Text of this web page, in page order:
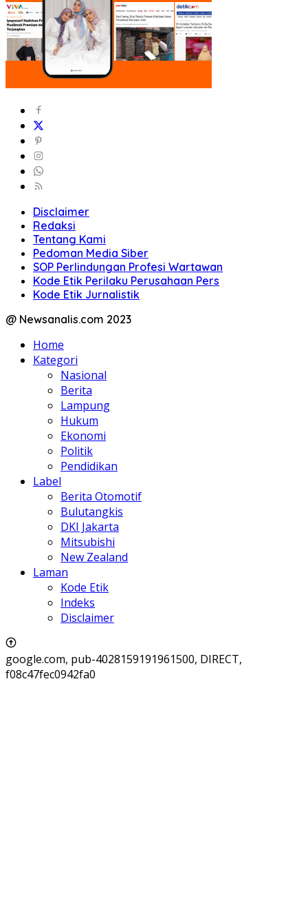
Disclaimer
Redaksi
Tentang Kami
Pedoman Media Siber
SOP Perlindungan Profesi Wartawan
Kode Etik Perilaku Perusahaan Pers
Kode Etik Jurnalistik
@ Newsanalis.com 2023
Home
Kategori
Nasional
Berita
Lampung
Hukum
Ekonomi
Politik
Pendidikan
Label
Berita Otomotif
Bulutangkis
DKI Jakarta
Mitsubishi
New Zealand
Laman
Kode Etik
Indeks
Disclaimer
google.com, pub-4028159191961500, DIRECT,
f08c47fec0942fa0